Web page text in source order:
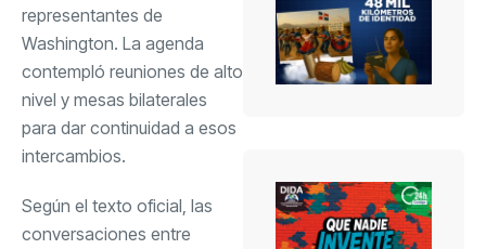
representantes de
Washington. La agenda
contempló reuniones de alto
nivel y mesas bilaterales
para dar continuidad a esos
intercambios.
Según el texto oficial, las
conversaciones entre